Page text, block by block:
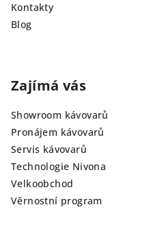
Kontakty
Blog
Zajímá vás
Showroom kávovarů
Pronájem kávovarů
Servis kávovarů
Technologie Nivona
Velkoobchod
Věrnostní program